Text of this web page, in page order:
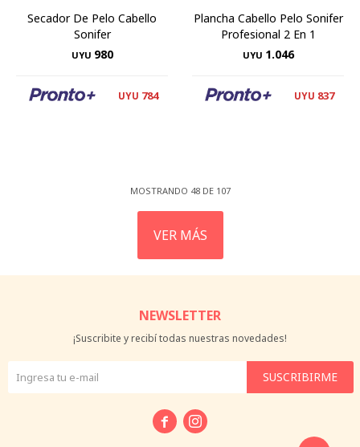
Secador De Pelo Cabello
Sonifer
UYU 980
UYU 784
Plancha Cabello Pelo Sonifer
Profesional 2 En 1
UYU 1.046
UYU 837
MOSTRANDO 48DE 107
VER MÁS
NEWSLETTER
¡Suscribite y recibí todas nuestras novedades!
SUSCRIBIRME
 